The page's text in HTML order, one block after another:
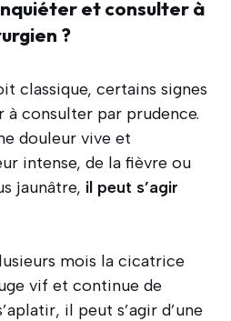
et consulter à
?
classique, certains signes
à consulter par prudence.
douleur vive et
intense, de la fièvre ou
jaunâtre, il peut s’agir
mois la cicatrice
vif et continue de
il peut s’agir d’une